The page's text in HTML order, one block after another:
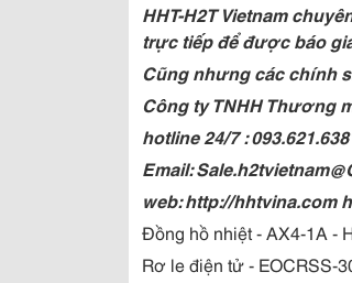
HHT-H2T Vietnam
trực tiếp để được báo
Cũng nhưng các chính
Công ty TNHH Thương
hotline 24/7 :
Email:
web: http://hhtvina.com
Đồng hồ nhiệt - AX4-1A -
Rơ le điện tử - EOCRSS-